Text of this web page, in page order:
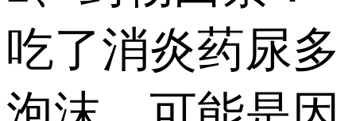
吃了消炎药尿多